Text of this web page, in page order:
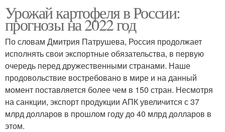
Урожай картофеля в России:
прогнозы на 2022 год
По словам Дмитрия Патрушева, Россия продолжает
исполнять свои экспортные обязательства, в первую
очередь перед дружественными странами. Наше
продовольствие востребовано в мире и на данный
момент поставляется более чем в 150 стран. Несмотря
на санкции, экспорт продукции АПК увеличится с 37
млрд долларов в прошлом году до 40 млрд долларов в
этом.